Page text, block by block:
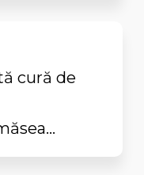
cură de